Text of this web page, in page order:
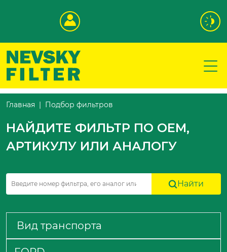
Главная Подбор фильтров
НАЙДИТЕ ФИЛЬТР ПО OEM,
АРТИКУЛУ ИЛИ АНАЛОГУ
Найти